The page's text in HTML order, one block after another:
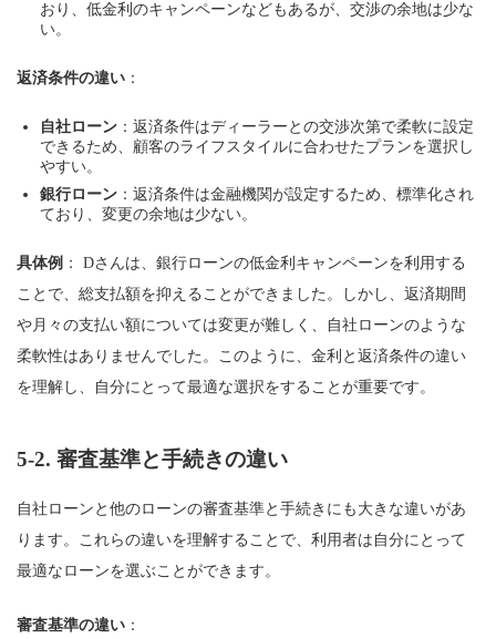
おり、低金利のキャンペーンなどもあるが、交渉の余地は少な
い。
返済条件の違い ：
自社ローン ：返済条件はディーラーとの交渉次第で柔軟に設定
できるため、顧客のライフスタイルに合わせたプランを選択し
やすい。
銀行ローン ：返済条件は金融機関が設定するため、標準化され
ており、変更の余地は少ない。
具体例 ： Dさんは、銀行ローンの低金利キャンペーンを利用する
ことで、総支払額を抑えることができました。しかし、返済期間
や月々の支払い額については変更が難しく、自社ローンのような
柔軟性はありませんでした。このように、金利と返済条件の違い
を理解し、自分にとって最適な選択をすることが重要です。
5-2. 審査基準と手続きの違い
自社ローンと他のローンの審査基準と手続きにも大きな違いがあ
ります。これらの違いを理解することで、利用者は自分にとって
最適なローンを選ぶことができます。
審査基準の違い ：